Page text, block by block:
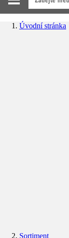
Úvodní stránka
Sortiment